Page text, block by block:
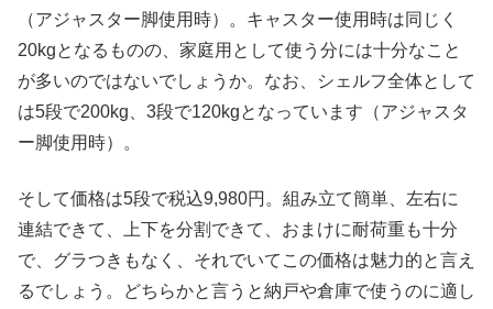
（アジャスター脚使用時）。キャスター使用時は同じく
20kgとなるものの、家庭用として使う分には十分なこと
が多いのではないでしょうか。なお、シェルフ全体として
は5段で200kg、3段で120kgとなっています（アジャスタ
ー脚使用時）。
そして価格は5段で税込9,980円。組み立て簡単、左右に
連結できて、上下を分割できて、おまけに耐荷重も十分
で、グラつきもなく、それでいてこの価格は魅力的と言え
るでしょう。どちらかと言うと納戸や倉庫で使うのに適し